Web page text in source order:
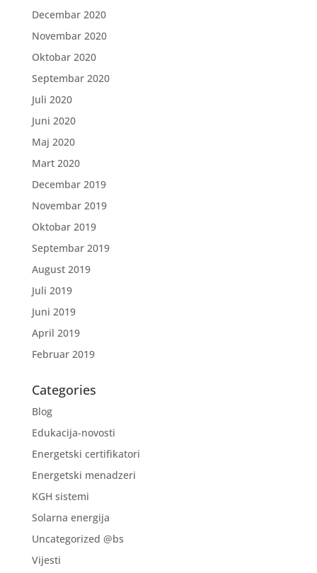
Decembar 2020
Novembar 2020
Oktobar 2020
Septembar 2020
Juli 2020
Juni 2020
Maj 2020
Mart 2020
Decembar 2019
Novembar 2019
Oktobar 2019
Septembar 2019
August 2019
Juli 2019
Juni 2019
April 2019
Februar 2019
Categories
Blog
Edukacija-novosti
Energetski certifikatori
Energetski menadzeri
KGH sistemi
Solarna energija
Uncategorized @bs
Vijesti